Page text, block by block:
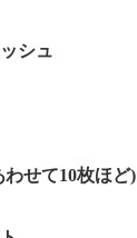
シュ
わせて10枚ほど)